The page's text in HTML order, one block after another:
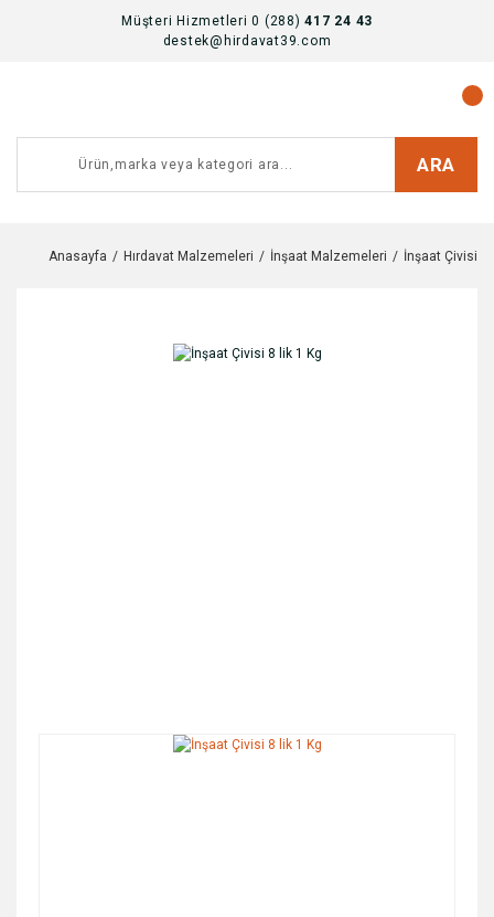
Müşteri Hizmetleri 0 (288)417 24 43
destek@hirdavat39.com
ARA
Anasayfa Hırdavat Malzemeleri İnşaat Malzemeleri İnşaat Çivisi 8